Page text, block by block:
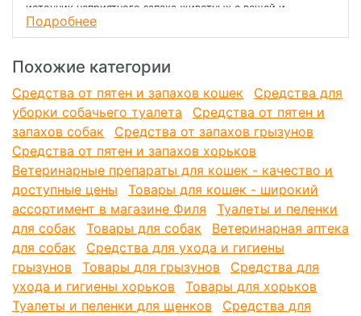
источник неприятного запаха животных с вещей и
предметов: с дивана, кресла, стула и другой мягкой
мебели, с ковров, ламината и других напольных покрытий,
эффективен для обработки в труднодоступных местах.
Helmetex Pets безопасен для обработки любых
материалов: текстиль, поролон, натуральная и
искусственная кожа, замша, пластик и т.д.
Предосторожности: Не рекомендуется обрабатывать
кошачий туалет/лоток. При распылении не допускайте
попадания на слизистую оболочку людей и животных.
Безопасен для кожи людей. Обладает также
антибактериальным и дезинфицирующим действием.
Отпугивающий эффект может не действовать на некоторых
животных по причине психологии животного на
подавление чужих запахов.
Подробнее
Похожие категории
Средства от пятен и запахов кошек
Средства для
уборки собачьего туалета
Средства от пятен и
запахов собак
Средства от запахов грызунов
Средства от пятен и запахов хорьков
Ветеринарные препараты для кошек - качество и
доступные цены
Товары для кошек - широкий
ассортимент в магазине Филя
Туалеты и пеленки
для собак
Товары для собак
Ветеринарная аптека
для собак
Средства для ухода и гигиены
грызунов
Товары для грызунов
Средства для
ухода и гигиены хорьков
Товары для хорьков
Туалеты и пеленки для щенков
Средства для